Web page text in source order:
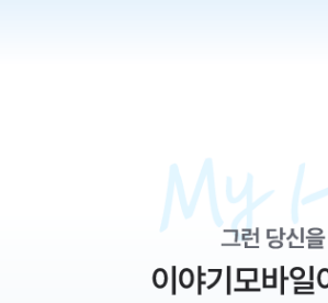
100세 시대에 건강 관리..해야하는데... 이런 고